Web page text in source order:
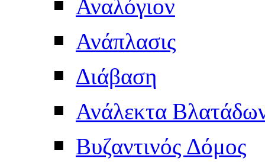
Ανάπλασις
Διάβαση
Ανάλεκτα
Βυζαντινός Δόμος